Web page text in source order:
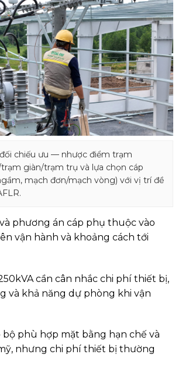
chiếu ưu — nhược điểm trạm
giàn/trạm trụ và lựa chọn cáp
mạch đơn/mạch vòng) với vị trí đề
phương án cáp phụ thuộc vào
vận hành và khoảng cách tới
cần cân nhắc chi phí thiết bị,
và khả năng dự phòng khi vận
bộ phù hợp mặt bằng hạn chế và
nhưng chi phí thiết bị thường